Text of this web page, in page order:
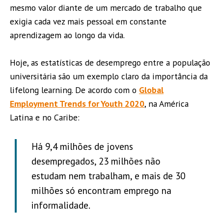
mesmo valor diante de um mercado de trabalho que
exigia cada vez mais pessoal em constante
aprendizagem ao longo da vida.
Hoje, as estatísticas de desemprego entre a população
universitária são um exemplo claro da importância da
lifelong learning. De acordo com o Global
Employment Trends for Youth 2020, na América
Latina e no Caribe:
Há 9,4 milhões de jovens
desempregados, 23 milhões não
estudam nem trabalham, e mais de 30
milhões só encontram emprego na
informalidade.